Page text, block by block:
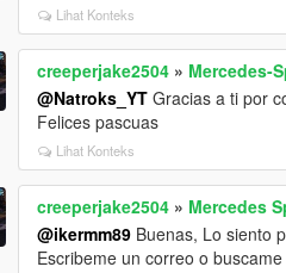
Lihat Konteks
creeperjake2504 » Mercedes-
@Natroks_YT Gracias a ti por
Felices pascuas
Lihat Konteks
creeperjake2504 » Mercedes
@ikermm89 Buenas, Lo siento
Escribeme un correo o